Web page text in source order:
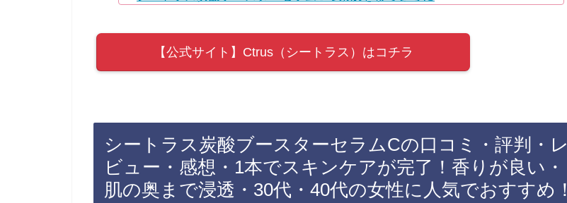
【公式サイト】Ctrus（シートラス）はコチラ
シートラス炭酸ブースターセラムCの口コミ・評判・レ
ビュー・感想・1本でスキンケアが完了！香りが良い・
肌の奥まで浸透・30代・40代の女性に人気でおすすめ！